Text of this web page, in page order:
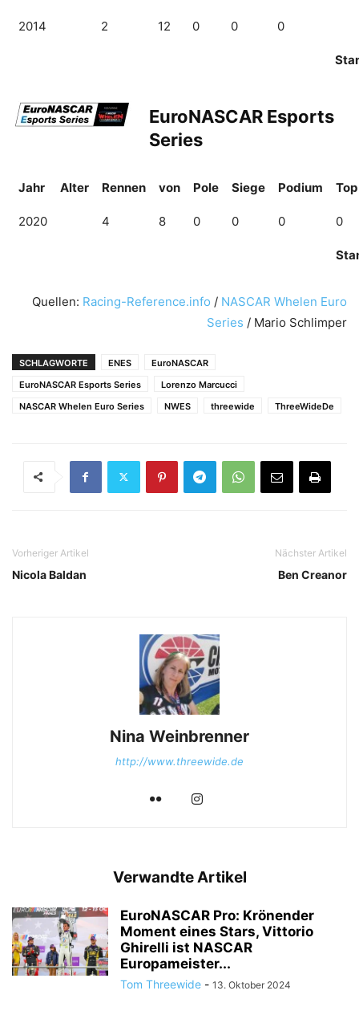
2014 2 12 0 0 0
EuroNASCAR Esports
Series
Jahr Alter Rennen von Pole Siege Podium
2020 4 8 0 0 0 0
Quellen: Racing-Reference.info / NASCAR Whelen Euro
Series / Mario Schlimper
SCHLAGWORTE ENES
EuroNASCAR
EuroNASCAR Esports Series
Lorenzo Marcucci
NASCAR Whelen Euro Series
NWES threewide ThreeWideDe
Vorheriger Artikel
Nicola Baldan
Nächster Artikel
Ben Creanor
Nina Weinbrenner
http://www.threewide.de
Verwandte Artikel
EuroNASCAR Pro: Krönender
Moment eines Stars, Vittorio
Ghirelli ist NASCAR
Europameister...
Tom Threewide - 13. Oktober 2024